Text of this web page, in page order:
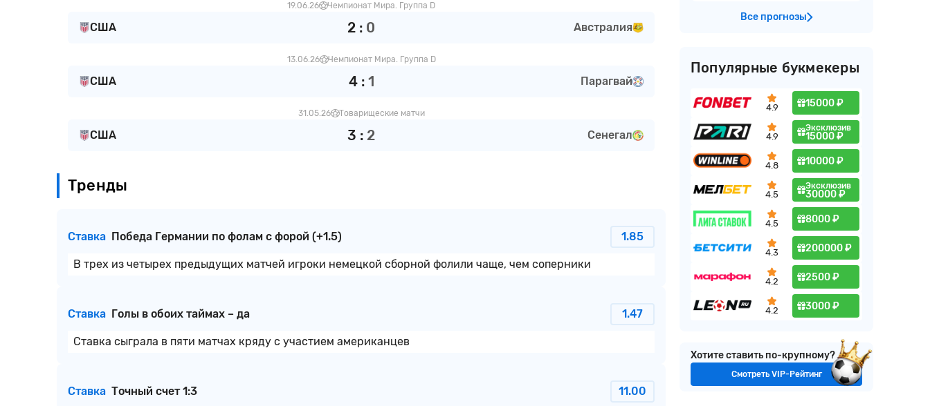
19.06.26 Чемпионат Мира. Группа D
США 2 : 0 Австралия
13.06.26 Чемпионат Мира. Группа D
США 4: 1 Парагвай
31.05.26 Товарищеские матчи
США 3 : 2 Сенегал
Тренды
Ставка Победа Германии по фолам с форой (+1.5) 1.85
В трех из четырех предыдущих матчей игроки немецкой сборной фолили чаще, чем соперники
Ставка Голы в обоих таймах – да 1.47
Ставка сыграла в пяти матчах кряду с участием американцев
Ставка Точный счет 1:3 11.00
Все прогнозы
Популярные букмекеры
4.9 15000 ₽
4.9
Эксклюзив
15000 ₽
4.8 10000 ₽
4.5
Эксклюзив
30000 ₽
4.5 8000 ₽
4.3 200000 ₽
4.2 2500 ₽
4.2 3000 ₽
Хотите ставить по-крупному?
Смотреть VIP-Рейтинг